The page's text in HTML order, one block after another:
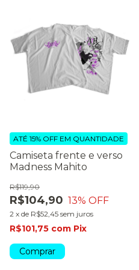
Camiseta frente e verso
Madness Mahito
R$104,90
R$119,90
13% OFF
2 x de R$52,45 sem juros
ATÉ 15% OFF EM QUANTIDADE
R$101,75 com Pix
Comprar